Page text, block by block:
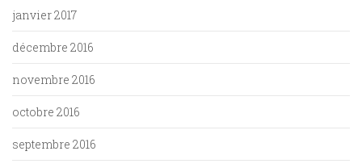
janvier 2017
décembre 2016
novembre 2016
octobre 2016
septembre 2016